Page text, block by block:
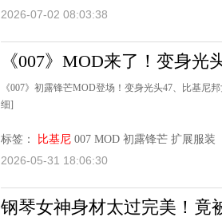
2026-07-02 08:03:38
《007》MOD来了！变身光
《007》初露锋芒MOD登场！变身光头47、比基尼
细]
标签： 比基尼 007 MOD 初露锋芒 扩展服装
2026-05-31 18:06:30
钢琴女神身材太过完美！竟